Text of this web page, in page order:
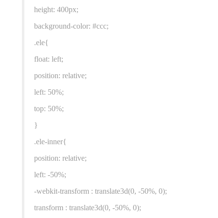
height: 400px;
background-color: #ccc;
.ele{
float: left;
position: relative;
left: 50%;
top: 50%;
}
.ele-inner{
position: relative;
left: -50%;
-webkit-transform : translate3d(0, -50%, 0);
transform : translate3d(0, -50%, 0);